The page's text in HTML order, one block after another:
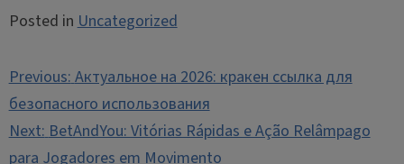
Posted inUncategorized
Post
navigation
Previous:Актуальное на 2026: кракен ссылка для
безопасного использования
Next:BetAndYou: Vitórias Rápidas e Ação Relâmpago
para Jogadores em Movimento